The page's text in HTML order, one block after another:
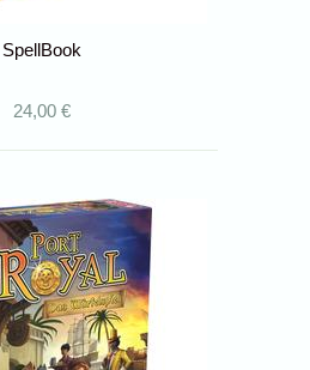
SpellBook
24,00 €